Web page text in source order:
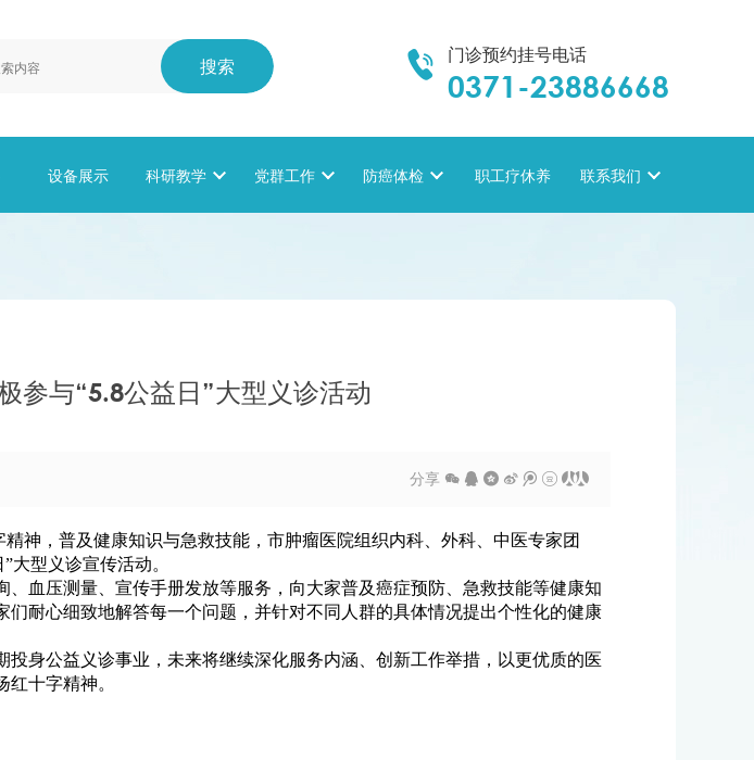
搜索  门诊预约挂号电话
0371-23886668
设备展示 科研教学  党群工作  防癌体检  职工疗休养 联系我们 
参与“5.8公益日”大型义诊活动
分享       
神，普及健康知识与急救技能，市肿瘤医院组织内科、外科、中医专家团
大型义诊宣传活动。
血压测量、宣传手册发放等服务，向大家普及癌症预防、急救技能等健康知
耐心细致地解答每一个问题，并针对不同人群的具体情况提出个性化的健康
身公益义诊事业，未来将继续深化服务内涵、创新工作举措，以更优质的医
十字精神。